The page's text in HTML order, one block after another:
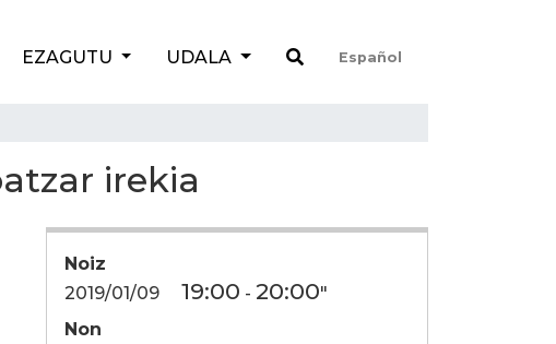
EZAGUTU UDALA Español
irekia
Noiz
2019/01/09
19:00 - 20:00"
Non